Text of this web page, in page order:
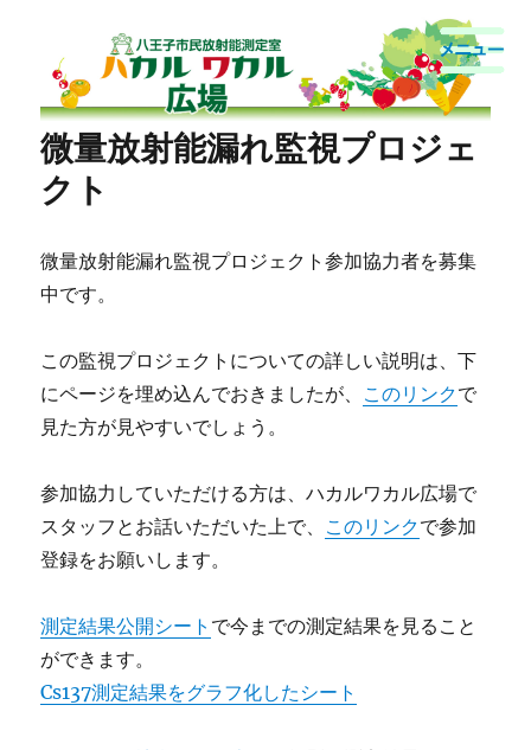
微量放射能漏れ監視プロジェ
クト
微量放射能漏れ監視プロジェクト参加協力者を募集
中です。
この監視プロジェクトについての詳しい説明は、下
にページを埋め込んでおきましたが、 このリンクで
見た方が見やすいでしょう。
参加協力していただける方は、ハカルワカル広場で
スタッフとお話いただいた上で、 このリンクで参加
登録をお願いします。
測定結果公開シート で今までの測定結果を見ること
ができます。
Cs137測定結果をグラフ化したシート